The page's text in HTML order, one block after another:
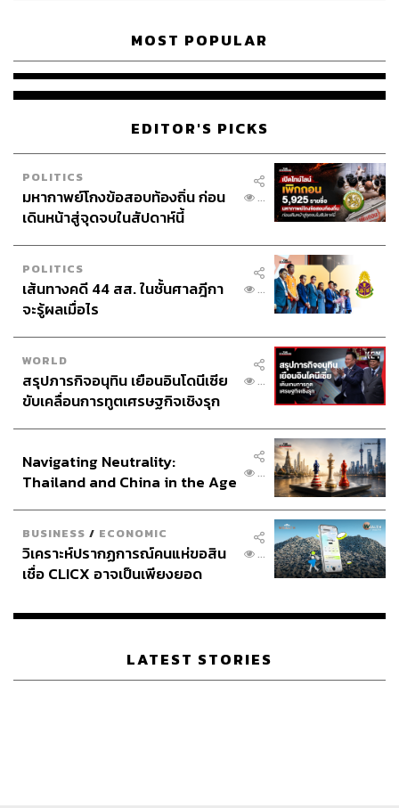
เครื่องมือที่ทรงพลังพอ ที่จะส่งข้อมูลที่พบระหว่างทางกลับมา
ที่โลก และอุปกรณ์นี้อาจเพิ่มน้ำหนักให้ยานจนทำความเร็ว
ได้ไม่เต็มที่ ซึ่งทีมงานจะต้องระดมสมองเพิ่มเติมเพื่อแก้ไข
ปัญหานี้ต่อไป
พิสูจน์อักษร: พรนภัส ชำนาญค้า
อ้างอิง:
https://www.newsweek.com/spacecraft-foam-interstel
lar-proxima-centauri-1521614
TAGS: อวกาศ
ยานอวกาศ
ดาราศาสตร์
LOADING...
ABOUT THE AUTHOR
Mr.Vop
เว็บมาสเตอร์ Paipibat.com ผู้คอยศึกษา
ค้นคว้าเฝ้าดูความเป็นไปของโลกและจักรวาล
โดยเฉพาะทางวิทยาศาสตร์ ฟิสิกส์ และ
ดาราศาสตร์ เคยมีรายการทีวีเล็กๆ ชื่อ ‘ยาม
เฝ้าโลก’
MOST POPULAR
EDITOR'S PICKS
POLITICS
มหากาพย์โกงข้อสอบท้องถิ่น ก่อน
เดินหน้าสู่จุดจบในสัปดาห์นี้
...
POLITICS
เส้นทางคดี 44 สส. ในชั้นศาลฎีกา
จะรู้ผลเมื่อไร
...
WORLD
สรุปภารกิจอนุทิน เยือนอินโดนีเซีย
ขับเคลื่อนการทูตเศรษฐกิจเชิงรุก
...
Navigating Neutrality:
Thailand and China in the Age
...
BUSINESS / ECONOMIC
วิเคราะห์ปรากฏการณ์คนแห่ขอสิน
เชื่อ CLICX อาจเป็นเพียงยอด
เรือนไทยที่ถูกซุกไว้
...
LATEST STORIES